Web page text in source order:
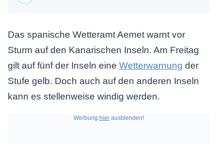
Das spanische Wetteramt Aemet warnt vor
Sturm auf den Kanarischen Inseln. Am Freitag
gilt auf fünf der Inseln eine Wetterwarnung der
Stufe gelb. Doch auch auf den anderen Inseln
kann es stellenweise windig werden.
Werbung hierausblenden!